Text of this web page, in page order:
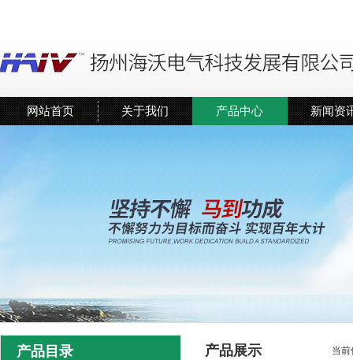
网站首页 关于我们 产品中心 新闻资
产品目录 产品展示 当前